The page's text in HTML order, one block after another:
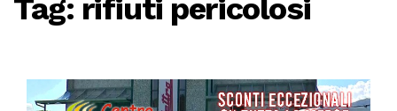
Tag: rifiuti pericolosi